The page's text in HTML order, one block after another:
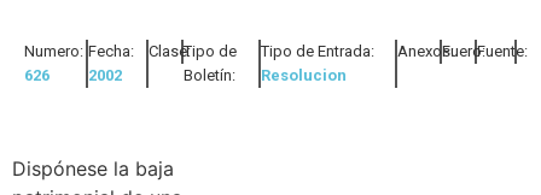
Numero:
626
Fecha:
2002
Clase:Tipo de
Boletín:
Tipo de Entrada:
Resolucion
Anexos:Fuero:Fuente:
Dispónese la baja